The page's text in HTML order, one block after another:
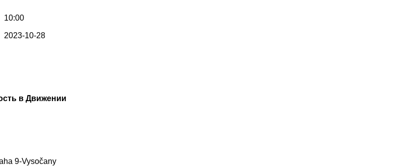
пожалуйста, контактируйте нас:
10:00
2023-10-28
в Движении
9-Vysočany